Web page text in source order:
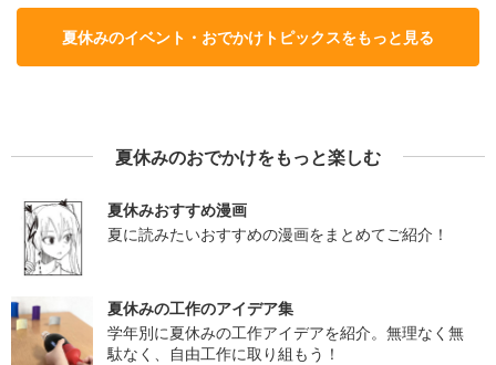
夏休みのイベント・おでかけトピックスをもっと見る
夏休みのおでかけをもっと楽しむ
夏休みおすすめ漫画
夏に読みたいおすすめの漫画をまとめてご紹介！
夏休みの工作のアイデア集
学年別に夏休みの工作アイデアを紹介。無理なく無
駄なく、自由工作に取り組もう！